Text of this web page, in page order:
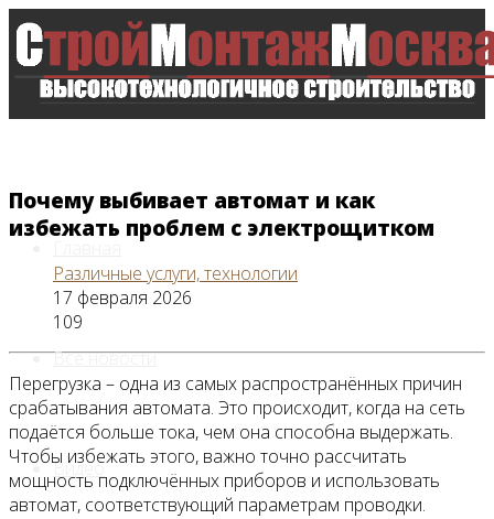
Все новости
Видео
Почему выбивает автомат и как
избежать проблем с электрощитком
Различные услуги, технологии
17 февраля 2026
109
Перегрузка – одна из самых распространённых причин
срабатывания автомата. Это происходит, когда на сеть
подаётся больше тока, чем она способна выдержать.
Чтобы избежать этого, важно точно рассчитать
мощность подключённых приборов и использовать
автомат, соответствующий параметрам проводки.